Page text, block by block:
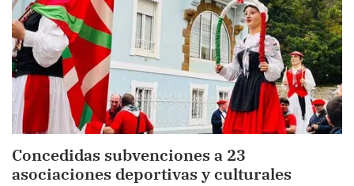
Concedidas subvenciones a 23
asociaciones deportivas y culturales